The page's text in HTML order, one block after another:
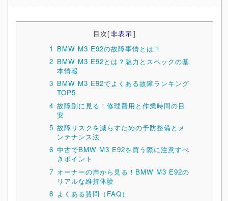
目次[非表示]
1 BMW M3 E92の故障事情とは？
2 BMW M3 E92とは？魅力とスペックの基
本情報
3 BMW M3 E92でよくある故障ランキング
TOP5
4 故障別に見る！修理費用と作業時間の目
安
5 故障リスクを減らすための予防整備とメ
ンテナンス法
6 中古でBMW M3 E92を買う際に注意すべ
きポイント
7 オーナーの声から見る！BMW M3 E92の
リアルな維持体験
8 よくある質問（FAQ）